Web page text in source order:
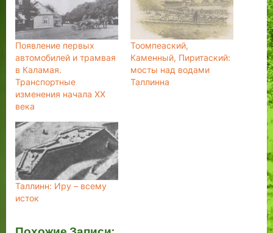
Появление первых
автомобилей и трамвая
в Каламая.
Транспортные
изменения начала XX
века
Тоомпеаский,
Каменный, Пиритаский:
мосты над водами
Таллинна
Таллинн: Иру – всему
исток